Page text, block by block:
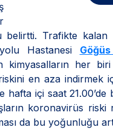
Trafikte
Hastanesi
kimyasalların her
en aza indirmek
içi saat
koronavirüs riski
da bu yoğunluğu